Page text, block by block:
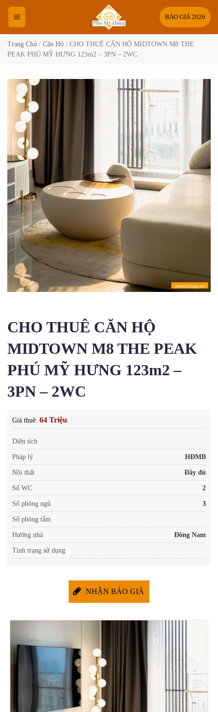
Bỏ
nội
dung
BÁO GIÁ 2026
Trang Chủ / Căn Hộ / CHO THUÊ CĂN HỘ MIDTOWN M8 THE
PEAK PHÚ MỸ HƯNG 123m2 – 3PN – 2WC
CHO THUÊ CĂN HỘ
MIDTOWN M8 THE PEAK
PHÚ MỸ HƯNG 123m2 –
3PN – 2WC
Giá thuê: 64 Triệu
Diện tích
Pháp lý HĐMB
Nội thất Đầy đủ
Số WC 2
Số phòng ngủ 3
Số phòng tắm
Hướng nhà Đông Nam
Tình trạng sử dụng
NHẬN BÁO GIÁ